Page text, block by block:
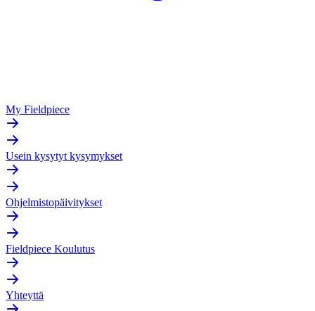
My Fieldpiece
Usein kysytyt kysymykset
Ohjelmistopäivitykset
Fieldpiece Koulutus
Yhteyttä